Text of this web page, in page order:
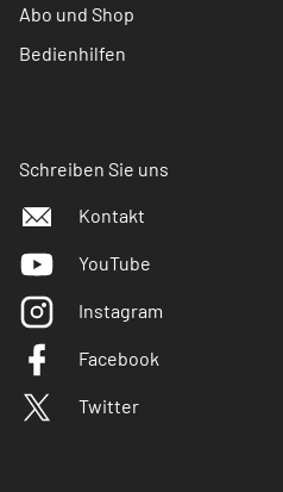
Abo und Shop
Bedienhilfen
Schreiben Sie uns
Kontakt
YouTube
Instagram
Facebook
Twitter